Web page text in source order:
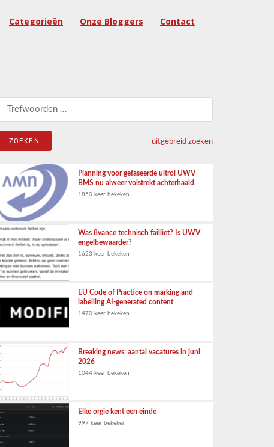
Categorieën Onze Bloggers Contact
Zoeken naar:
uitgebreid zoeken
Planning voor gefaseerde uitrol UWV
BMS nu alweer volstrekt achterhaald
1850 keer bekeken
Was 8vance technisch failliet? Is UWV
engelbewaarder?
1623 keer bekeken
EU Code of Practice on marking and
labelling AI-generated content
1470 keer bekeken
Breaking news: aantal vacatures in juni
2026
1044 keer bekeken
Elke orgie kent een einde
997 keer bekeken